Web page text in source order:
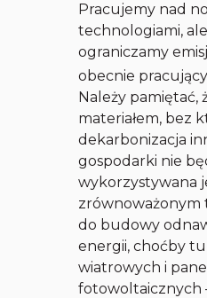
Pracujemy nad
technologiami,
ograniczamy
obecnie
Należy pamiętać,
materiałem, bez
dekarbonizacja
gospodarki nie
wykorzystywana
zrównoważonym
do budowy
energii, choćby
wiatrowych i
fotowoltaicznych